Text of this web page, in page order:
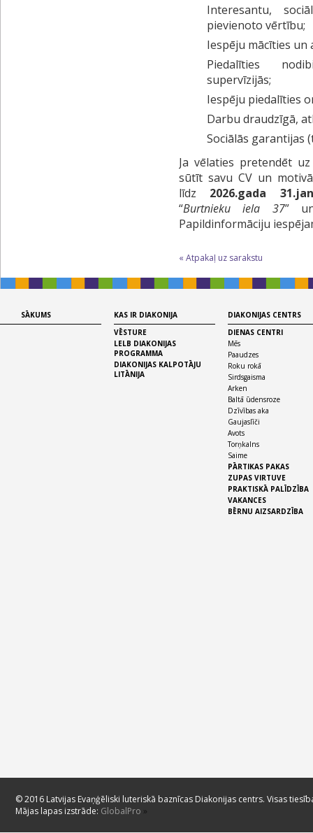
Interesantu,
pievienoto vērtību;
Iespēju mācīties un
Piedalīties
supervīzijās;
Iespēju piedalīties
Darbu draudzīgā,
Sociālās garantijas
Ja vēlaties pretendēt
sūtīt savu CV un
līdz 2026.gada
“Burtnieku iela 37”
Papildinformāciju
« Atpakaļ uz sarakstu
SĀKUMS
KAS IR DIAKONIJA
VĒSTURE
LELB DIAKONIJAS
PROGRAMMA
DIAKONIJAS KALPOTĀJU
LITĀNIJA
DIAKONIJAS CENTRS
DIENAS CENTRI
Mēs
Paaudzes
Roku rokā
Sirdsgaisma
Arken
Baltā ūdensroze
Dzīvības aka
Gaujaslīči
Avots
Torņkalns
Saime
PĀRTIKAS PAKAS
ZUPAS VIRTUVE
PRAKTISKĀ PALĪDZĪBA
VAKANCES
BĒRNU AIZSARDZĪBA
© 2016 Latvijas Evaņģēliski luteriskā baznīcas Diakonijas centrs. Visas
Mājas lapas izstrāde: GlobalPro »